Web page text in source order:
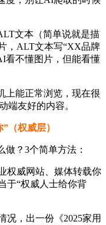
文本（简单说就是描
，ALT文本写“XX品牌
看不懂图片，但能看懂
能正常浏览，现在很
端友好的内容。
（权威层）
？3个简单方法：
威网站、媒体转载你
于“权威人士给你背
，出一份《2025家用